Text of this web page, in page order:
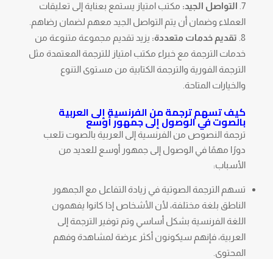
التواصل الجيد: مكتب امتياز يستمع بعناية إلى تعليقات
العملاء وضمان أن يتم التواصل الجيد معهم لضمان رضاهم.
تقديم خدمات متعددة: يزيد تقديم مجموعة متنوعة من
خدمات الترجمة مع خبراء مكتب امتياز للترجمة المعتمدة مثل
الترجمة الفورية والترجمة الكتابية من مستوى التنوع
والخيارات المتاحة.
كيف تسهمترجمة من الفرنسية إلى العربية
بالصوتفي الوصول إلى جمهور أوسع
ترجمة النصوص من الفرنسية إلى العربية بالصوت تلعب
دورًا مهمًا في الوصول إلى جمهور أوسع للعديد من
الأسباب:
تسهم الترجمة الصوتية في زيادة التفاعل مع الجمهور
الناطق بلغة مختلفة، لأن الأشخاص إذا كانوا يفهمون
اللغة الفرنسية بشكل أساسي وتم توفير الترجمة إلى
العربية، فإنهم سيكونون أكثر عرضة لمشاهدة وفهم
المحتوى.